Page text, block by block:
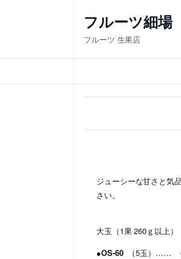
ス
キ
フルーツ細場
フルーツ 生果店
ジューシーな甘さと気
さい。
大玉（1果 260ｇ以上）
●OS-60
（5玉）……